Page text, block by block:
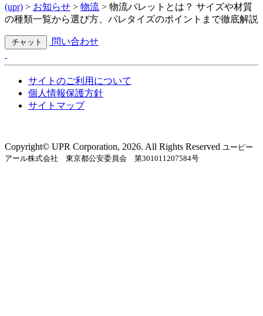
(upr) > お知らせ > 物流 > 物流パレットとは？ サイズや材質
の種類一覧から選び方、パレタイズのポイントまで徹底解説
チャット 問い合わせ
サイトのご利用について
個人情報保護方針
サイトマップ
Copyright©︎ UPR Corporation, 2026. All Rights Reserved ユーピー
アール株式会社 東京都公安委員会 第301011207584号